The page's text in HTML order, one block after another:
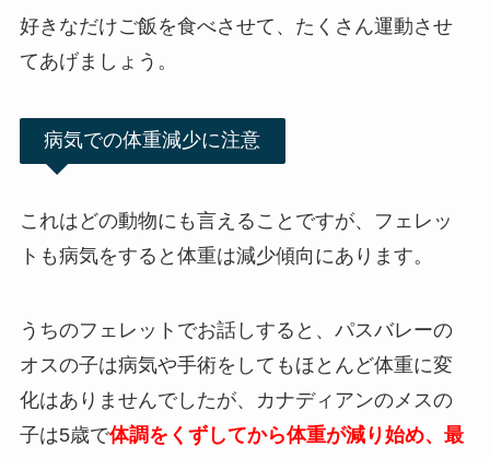
好きなだけご飯を食べさせて、たくさん運動させ
てあげましょう。
病気での体重減少に注意
これはどの動物にも言えることですが、フェレッ
トも病気をすると体重は減少傾向にあります。
うちのフェレットでお話しすると、パスバレーの
オスの子は病気や手術をしてもほとんど体重に変
化はありませんでしたが、カナディアンのメスの
子は5歳で体調をくずしてから体重が減り始め、最